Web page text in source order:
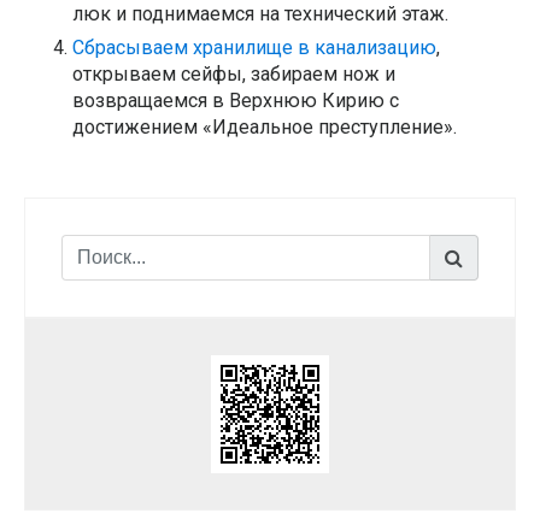
люк и поднимаемся на технический этаж.
Сбрасываем хранилище в канализацию,
открываем сейфы, забираем нож и
возвращаемся в Верхнюю Кирию с
достижением «Идеальное преступление».